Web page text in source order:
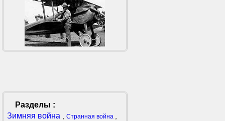
Разделы :
Зимняя война
Странная война